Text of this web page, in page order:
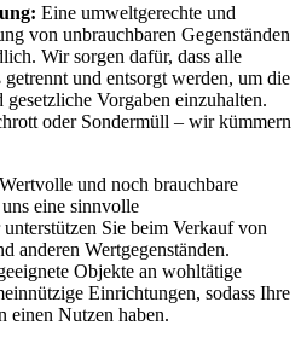
Eine umweltgerechte und
von unbrauchbaren Gegenständen
Wir sorgen dafür, dass alle
und entsorgt werden, um die
Vorgaben einzuhalten.
oder Sondermüll – wir kümmern
Wertvolle und noch brauchbare
eine sinnvolle
Sie beim Verkauf von
anderen Wertgegenständen.
Objekte an wohltätige
Einrichtungen, sodass Ihre
einen Nutzen haben.